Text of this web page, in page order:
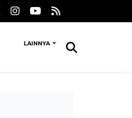
LAINNYA